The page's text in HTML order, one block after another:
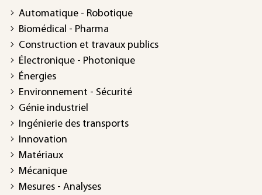
Automatique - Robotique
Biomédical - Pharma
Construction et travaux publics
Électronique - Photonique
Énergies
Environnement - Sécurité
Génie industriel
Ingénierie des transports
Innovation
Matériaux
Mécanique
Mesures - Analyses